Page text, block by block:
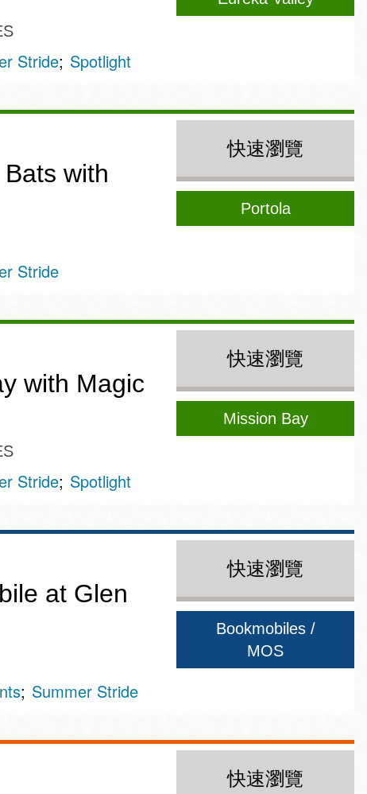
Stride Spotlight
with
Stride
快速瀏覽
Portola
with Magic
Stride Spotlight
快速瀏覽
Mission Bay
at Glen
Summer Stride
快速瀏覽
Bookmobiles /
MOS
快速瀏覽